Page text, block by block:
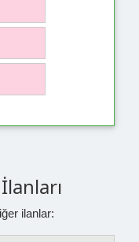
ilanlar: